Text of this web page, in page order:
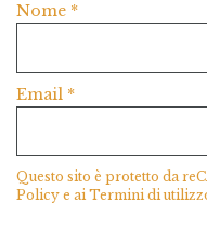
Nome *
Email *
Questo sito è protetto da
Policy e aiTermini di